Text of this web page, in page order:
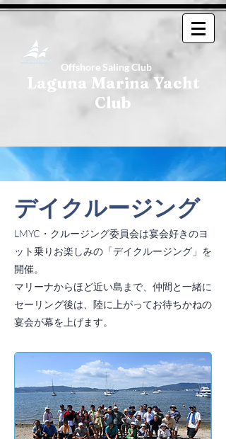
Offshore Saling Club
Laguna Marina Yacht
Club
デイクルージング
LMYC・クルージング委員会は宴会好きのヨ
ット乗りお楽しみの「デイクルージング」を
開催。
マリーナからほど近い島まで、仲間と一緒に
セーリング後は、陸に上がってお待ちかねの
宴会が幕を上げます。